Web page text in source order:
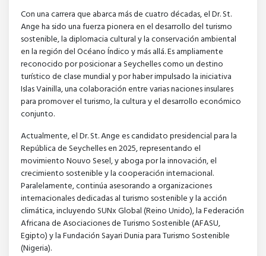
Con una carrera que abarca más de cuatro décadas, el Dr. St.
Ange ha sido una fuerza pionera en el desarrollo del turismo
sostenible, la diplomacia cultural y la conservación ambiental
en la región del Océano Índico y más allá. Es ampliamente
reconocido por posicionar a Seychelles como un destino
turístico de clase mundial y por haber impulsado la iniciativa
Islas Vainilla, una colaboración entre varias naciones insulares
para promover el turismo, la cultura y el desarrollo económico
conjunto.
Actualmente, el Dr. St. Ange es candidato presidencial para la
República de Seychelles en 2025, representando el
movimiento Nouvo Sesel, y aboga por la innovación, el
crecimiento sostenible y la cooperación internacional.
Paralelamente, continúa asesorando a organizaciones
internacionales dedicadas al turismo sostenible y la acción
climática, incluyendo SUNx Global (Reino Unido), la Federación
Africana de Asociaciones de Turismo Sostenible (AFASU,
Egipto) y la Fundación Sayari Dunia para Turismo Sostenible
(Nigeria).